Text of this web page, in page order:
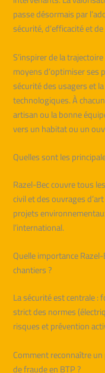
passe désormais par
sécurité, d’efficacité et
S’inspirer de la
moyens d’optimiser
sécurité des usagers et
technologiques. À
artisan ou la bonne
vers un habitat ou un
Quelles sont les
Razel-Bec couvre tous
civil et des ouvrages
projets
l’international.
Quelle importance
chantiers ?
La sécurité est centrale
strict des normes
risques et prévention
Comment reconnaître
de fraude en BTP ?